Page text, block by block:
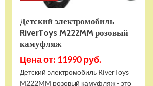
Детский электромобиль
RiverToys M222MM розовый
камуфляж
Цена от: 11990 руб.
Детский электромобиль RiverToys
M222MM розовый камуфляж - это